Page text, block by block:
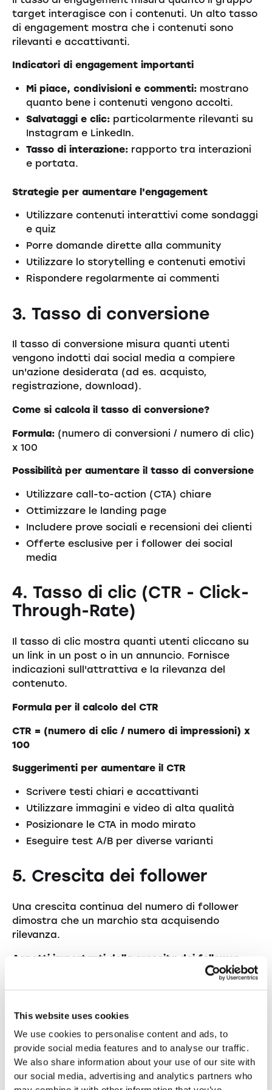
This website uses cookies
We use cookies to personalise content and ads, to
provide social media features and to analyse our traffic.
We also share information about your use of our site with
our social media, advertising and analytics partners who
target interagisce con i contenuti. Un alto tasso
di engagement mostra che i contenuti sono
rilevanti e accattivanti.
Indicatori di engagement importanti
Mi piace, condivisioni e commenti: mostrano
quanto bene i contenuti vengono accolti.
Salvataggi e clic: particolarmente rilevanti su
Instagram e LinkedIn.
Tasso di interazione: rapporto tra interazioni
e portata.
Strategie per aumentare l'engagement
Utilizzare contenuti interattivi come sondaggi
e quiz
Porre domande dirette alla community
Utilizzare lo storytelling e contenuti emotivi
Rispondere regolarmente ai commenti
3. Tasso di conversione
Il tasso di conversione misura quanti utenti
vengono indotti dai social media a compiere
un'azione desiderata (ad es. acquisto,
registrazione, download).
Come si calcola il tasso di conversione?
Formula:(numero di conversioni / numero di clic)
x 100
Possibilità per aumentare il tasso di conversione
Utilizzare call-to-action (CTA) chiare
Ottimizzare le landing page
Includere prove sociali e recensioni dei clienti
Offerte esclusive per i follower dei social
media
4. Tasso di clic (CTR - Click-
Through-Rate)
Il tasso di clic mostra quanti utenti cliccano su
un link in un post o in un annuncio. Fornisce
indicazioni sull'attrattiva e la rilevanza del
contenuto.
Formula per il calcolo del CTR
CTR = (numero di clic / numero di impressioni) x
100
Suggerimenti per aumentare il CTR
Scrivere testi chiari e accattivanti
Utilizzare immagini e video di alta qualità
Posizionare le CTA in modo mirato
Eseguire test A/B per diverse varianti
5. Crescita dei follower
Una crescita continua del numero di follower
dimostra che un marchio sta acquisendo
rilevanza.
Aspetti importanti della crescita dei follower
i follower reali e
Coerenza:i contenuti regolari promuovono la
Promozione incrociata:
utilizzo di altri canali
per promuovere il profilo sui social media.